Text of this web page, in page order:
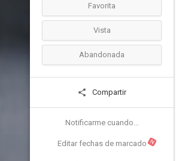
Favorita
Vista
Abandonada
Compartir
Notificarme cuando...
Editar fechas de marcado N